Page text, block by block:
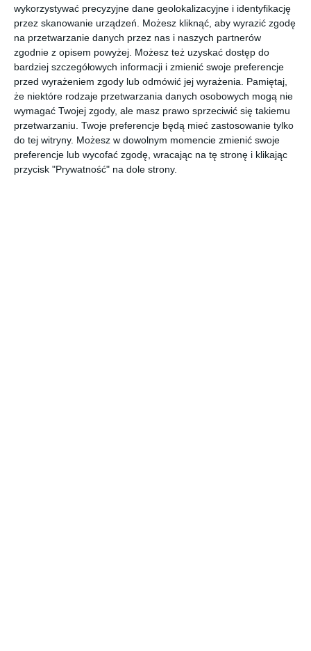
wykorzystywać precyzyjne dane geolokalizacyjne i identyfikację
przez skanowanie urządzeń. Możesz kliknąć, aby wyrazić zgodę
na przetwarzanie danych przez nas i naszych partnerów
zgodnie z opisem powyżej. Możesz też uzyskać dostęp do
bardziej szczegółowych informacji i zmienić swoje preferencje
przed wyrażeniem zgody lub odmówić jej wyrażenia.
Pamiętaj,
że niektóre rodzaje przetwarzania danych osobowych mogą nie
wymagać Twojej zgody, ale masz prawo sprzeciwić się takiemu
przetwarzaniu. Twoje preferencje będą mieć zastosowanie tylko
do tej witryny. Możesz w dowolnym momencie zmienić swoje
preferencje lub wycofać zgodę, wracając na tę stronę i klikając
przycisk "Prywatność" na dole strony.
INSPIRACJA
Bateria w kuchni z
termostatem oraz z